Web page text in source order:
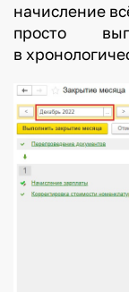
начисление
просто
в